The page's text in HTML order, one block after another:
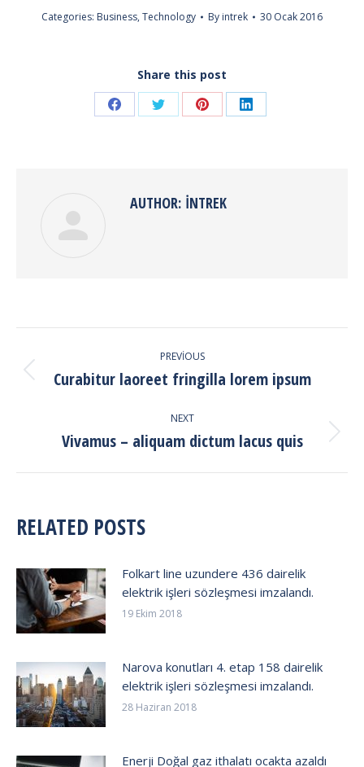
Categories: Business, Technology By intrek 30 Ocak 2016
Share this post
Share Share Share Share
AUTHOR: INTREK
NAVIGATION
PREVIOUS
Previous
Curabitur laoreet fringilla lorem ipsum
NEXT
Next
Vivamus – aliquam dictum lacus quis
RELATED POSTS
Folkart line uzundere 436 dairelik
elektrik işleri sözleşmesi imzalandı.
19 Ekim 2018
Narova konutları 4. etap 158 dairelik
elektrik işleri sözleşmesi imzalandı.
28 Haziran 2018
Enerji Doğal gaz ithalatı ocakta azaldı